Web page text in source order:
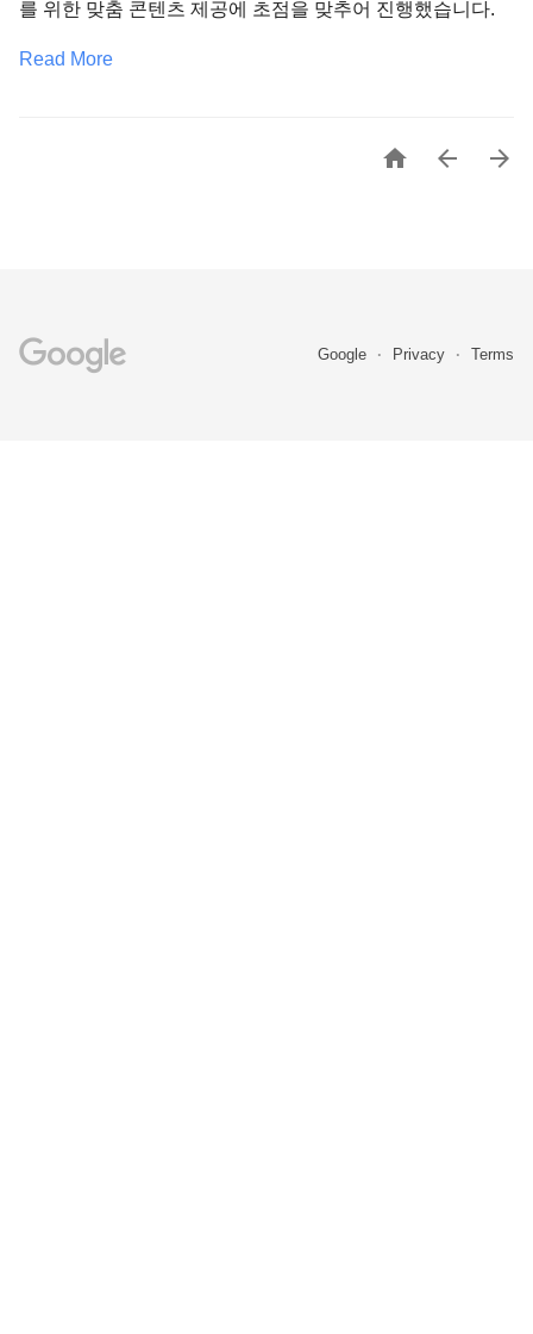
를 위한 맞춤 콘텐츠 제공에 초점을 맞추어 진행했습니다.
Read More
  
Google Privacy Terms